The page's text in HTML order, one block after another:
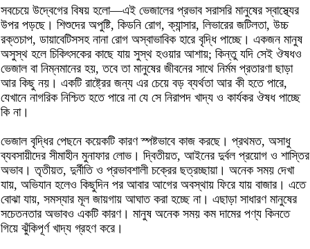
সবচেয়ে উদ্বেগের বিষয় হলো—এই ভেজালের প্রভাব সরাসরি মানুষের স্বাস্থ্যের
উপর পড়ছে। শিশুদের অপুষ্টি, কিডনি রোগ, ক্যান্সার, লিভারের জটিলতা, উচ্চ
রক্তচাপ, ডায়াবেটিসসহ নানা রোগ অস্বাভাবিক হারে বৃদ্ধি পাচ্ছে। একজন মানুষ
অসুস্থ হলে চিকিৎসকের কাছে যায় সুস্থ হওয়ার আশায়; কিন্তু যদি সেই ঔষধও
ভেজাল বা নিম্নমানের হয়, তবে তা মানুষের জীবনের সাথে নির্মম প্রতারণা ছাড়া
আর কিছু নয়। একটি রাষ্ট্রের জন্য এর চেয়ে বড় ব্যর্থতা আর কী হতে পারে,
যেখানে নাগরিক নিশ্চিত হতে পারে না যে সে নিরাপদ খাদ্য ও কার্যকর ঔষধ পাচ্ছে
কি না।
ভেজাল বৃদ্ধির পেছনে কয়েকটি কারণ স্পষ্টভাবে কাজ করছে। প্রথমত, অসাধু
ব্যবসায়ীদের সীমাহীন মুনাফার লোভ। দ্বিতীয়ত, আইনের দুর্বল প্রয়োগ ও শাস্তির
অভাব। তৃতীয়ত, দুর্নীতি ও প্রভাবশালী চক্রের ছত্রচ্ছায়া। অনেক সময় দেখা
যায়, অভিযান হলেও কিছুদিন পর আবার আগের অবস্থায় ফিরে যায় বাজার। এতে
বোঝা যায়, সমস্যার মূল জায়গায় আঘাত করা হচ্ছে না। এছাড়া সাধারণ মানুষের
সচেতনতার অভাবও একটি কারণ। মানুষ অনেক সময় কম দামের পণ্য কিনতে
গিয়ে ঝুঁকিপূর্ণ খাদ্য গ্রহণ করে।